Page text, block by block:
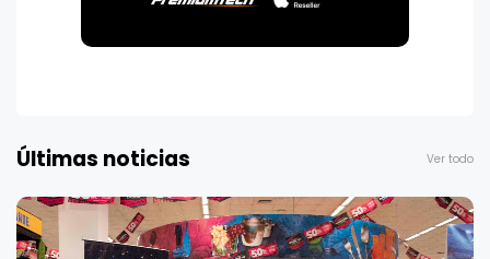
Últimas noticias Ver todo